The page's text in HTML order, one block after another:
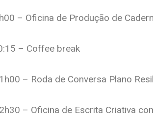
– Oficina de Produção de
– Coffee break
– Roda de Conversa Plano
– Oficina de Escrita Criativa